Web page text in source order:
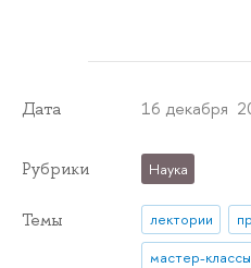
Дата 16 декабря
Рубрики Наука
Темы лектории
мастер-классы